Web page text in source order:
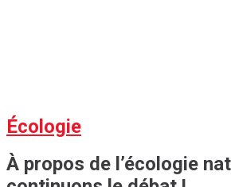
Écologie
À propos de l’écologie